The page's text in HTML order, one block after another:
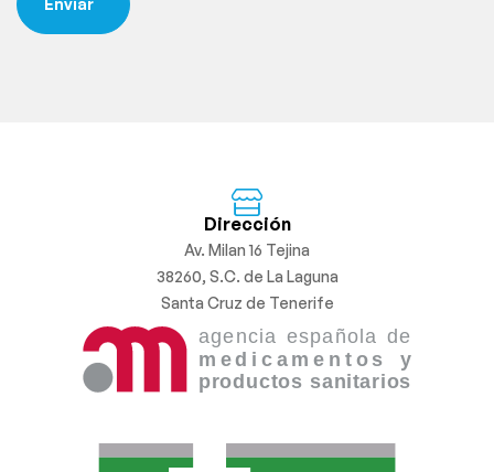
Dirección
Av. Milan 16 Tejina
38260, S.C. de La Laguna
Santa Cruz de Tenerife